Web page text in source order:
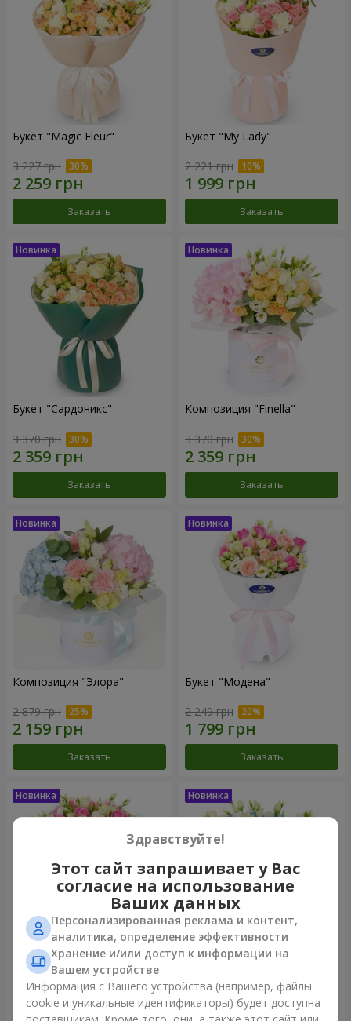
Букет "Magic Fleur"
3 227 грн
Заказать
Букет "My Lady"
2 221 грн
Заказать
Букет "Сардоникс"
3 370 грн
Заказать
Композиция "Finella"
3 370 грн
Заказать
Композиция "Элора"
2 879 грн
Заказать
Букет "Модена"
2 249 грн
Заказать
Букет "Piedmont"
5 012 грн
Композиция "Сильвия"
3 713 грн
Здравствуйте!
Этот сайт запрашивает у Вас
согласие на использование
Ваших данных
Персонализированная реклама и контент,
аналитика, определение эффективности
Хранение и/или доступ к информации на
Вашем устройстве
Информация с Вашего устройства (например, файлы
cookie и уникальные идентификаторы) будет доступна